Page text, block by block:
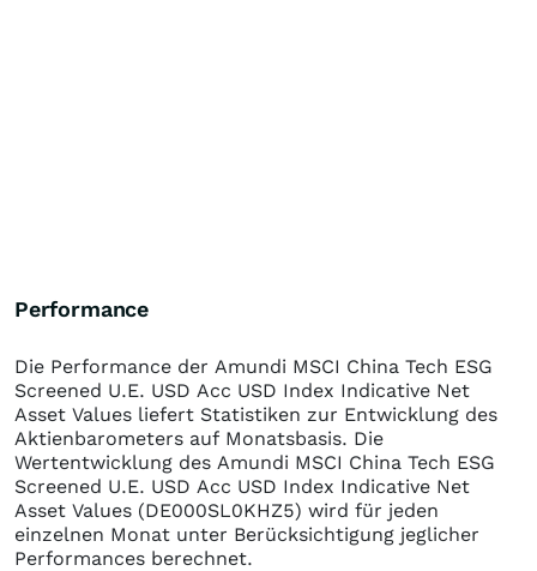
Performance
Die Performance der Amundi MSCI China Tech ESG
Screened U.E. USD Acc USD Index Indicative Net
Asset Values liefert Statistiken zur Entwicklung des
Aktienbarometers auf Monatsbasis. Die
Wertentwicklung des Amundi MSCI China Tech ESG
Screened U.E. USD Acc USD Index Indicative Net
Asset Values (DE000SL0KHZ5) wird für jeden
einzelnen Monat unter Berücksichtigung jeglicher
Performances berechnet.